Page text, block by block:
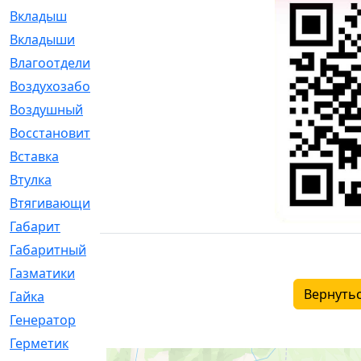
Вкладыш
Вкладыши
Влагоотделитель
Воздухозаборник
Воздушный
Восстановительный
Вставка
Втулка
Втягивающий
Габарит
Габаритный
Газматики
Гайка
Генератор
Герметик
[15]